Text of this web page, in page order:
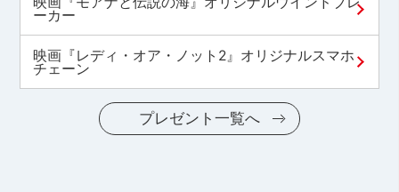
ーカー
映画『レディ・オア・ノット2』オリジナルスマホ
チェーン
プレゼント一覧へ